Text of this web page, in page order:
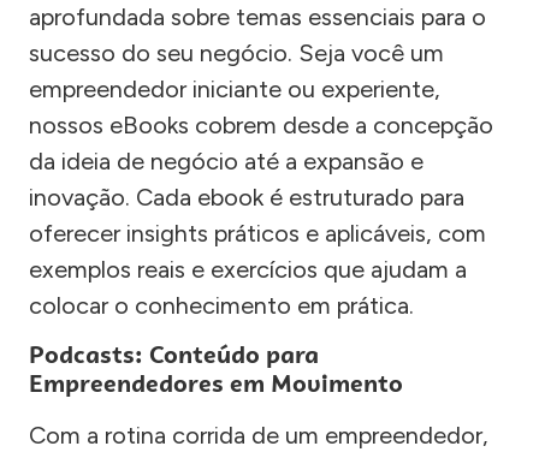
aprofundada sobre temas essenciais para o
sucesso do seu negócio. Seja você um
empreendedor iniciante ou experiente,
nossos eBooks cobrem desde a concepção
da ideia de negócio até a expansão e
inovação. Cada ebook é estruturado para
oferecer insights práticos e aplicáveis, com
exemplos reais e exercícios que ajudam a
colocar o conhecimento em prática.
Podcasts: Conteúdo para
Empreendedores em Movimento
Com a rotina corrida de um empreendedor,